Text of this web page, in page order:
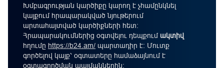
Խմբագրության կարծիքը կարող է չհամընկնել
կայքում հրապարակված նյութերում
արտահայտված կարծիքների հետ:
Հրապարակումներից օգտվելու դեպքումակտիվ
հղումը https://b24.am/ պարտադիր է: Մուտք
գործելով կայք՝ օգտատերը համաձայնում է
օգտագործման պայմաններին։